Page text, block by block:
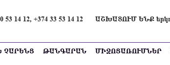
53 14 12, +374 33 53 14 12 ԱՇԽԱՏՈՒՄ ԵՆՔ
ՉԱՐԵՆՑ ԹԱՆԳԱՐԱՆ ՄԻՋՈՑԱՌՈՒՄՆԵՐ